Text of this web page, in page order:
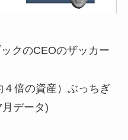
クのCEOのザッカー
倍の資産）ぶっちぎ
データ)